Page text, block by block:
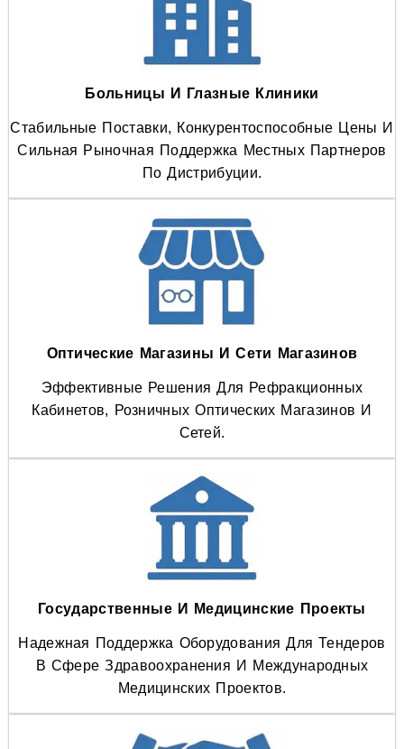
Больницы И Глазные Клиники
Стабильные Поставки, Конкурентоспособные Цены И
Сильная Рыночная Поддержка Местных Партнеров
По Дистрибуции.
Оптические Магазины И Сети Магазинов
Эффективные Решения Для Рефракционных
Кабинетов, Розничных Оптических Магазинов И
Сетей.
Государственные И Медицинские Проекты
Надежная Поддержка Оборудования Для Тендеров
В Сфере Здравоохранения И Международных
Медицинских Проектов.